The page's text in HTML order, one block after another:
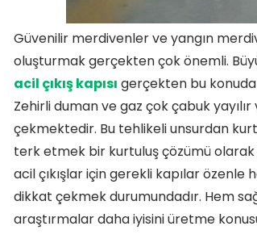
Güvenilir merdivenler ve yangın
oluşturmak gerçekten çok önemli.
acil çıkış kapısı gerçekten bu
Zehirli duman ve gaz çok çabuk
çekmektedir. Bu tehlikeli unsurdan
terk etmek bir kurtuluş çözümü olarak
acil çıkışlar için gerekli kapılar özenle
dikkat çekmek durumundadır. Hem
araştırmalar daha iyisini üretme